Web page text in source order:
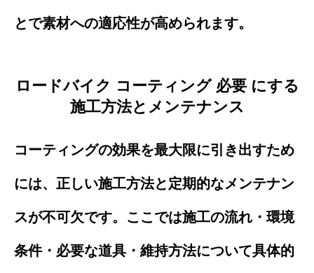
とで素材への適応性が高められます。
ロードバイク コーティング 必要 にする
施工方法とメンテナンス
コーティングの効果を最大限に引き出すため
には、正しい施工方法と定期的なメンテナン
スが不可欠です。ここでは施工の流れ・環境
条件・必要な道具・維持方法について具体的